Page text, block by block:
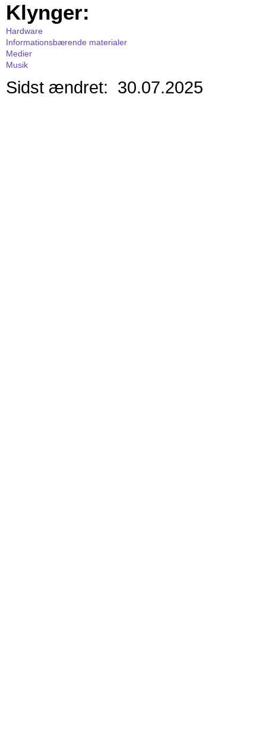
Klynger:
Hardware
Informationsbærende materialer
Medier
Musik
Sidst ændret: 30.07.2025